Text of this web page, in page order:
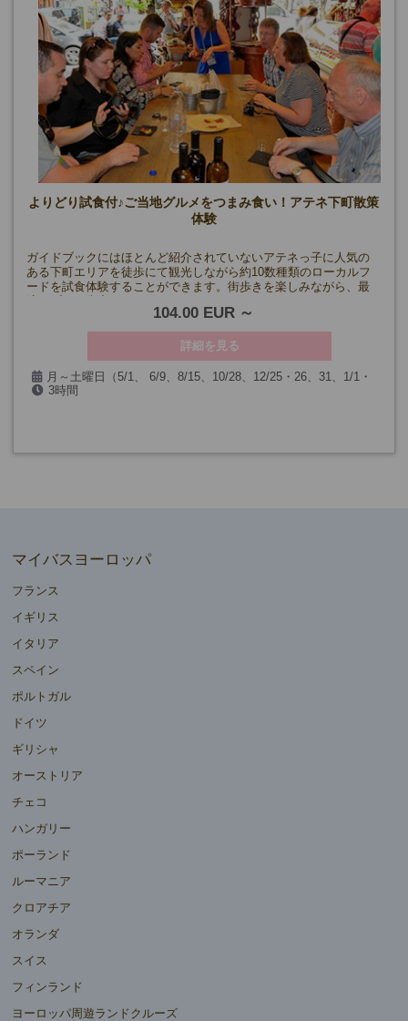
よりどり試食付♪ご当地グルメをつまみ食い！アテネ下町散策
体験
ガイドブックにはほとんど紹介されていないアテネっ子に人気の
ある下町エリアを徒歩にて観光しながら約10数種類のローカルフ
ードを試食体験することができます。街歩きを楽しみながら、最
104.00 EUR
詳細を見る
月～土曜日（5/1、 6/9、8/15、10/28、12/25・26、31、1/1・
6、3/15・25を除く）
3時間
マイバスヨーロッパ
フランス
イギリス
イタリア
スペイン
ポルトガル
ドイツ
ギリシャ
オーストリア
チェコ
ハンガリー
ポーランド
ルーマニア
クロアチア
オランダ
スイス
フィンランド
ヨーロッパ周遊ランドクルーズ